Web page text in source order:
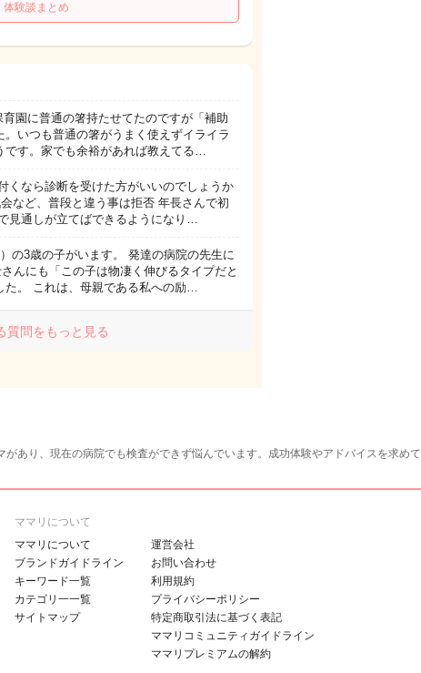
験談まとめ
園に普通の箸持たせてたのですが「補助
いつも普通の箸がうまく使えずイライラ
です。家でも余裕があれば教えてる…
くなら診断を受けた方がいいのでしょうか
など、普段と違う事は拒否 年長さんで初
見通しが立てばできるようになり…
の3歳の子がいます。 発達の病院の先生に
んにも「この子は物凄く伸びるタイプだと
た。 これは、母親である私への励…
質問をもっと見る
あり、現在の病院でも検査ができず悩んでいます。成功体験やアドバイスを求めて
ママリについて
ママリについて
ブランドガイドライン
キーワード一覧
カテゴリ一一覧
サイトマップ
運営会社
お問い合わせ
利用規約
プライバシーポリシー
特定商取引法に基づく表記
ママリコミュニティガイドライン
ママリプレミアムの解約